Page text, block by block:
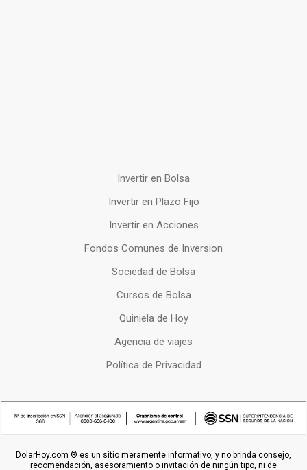
Invertir en Bolsa
Invertir en Plazo Fijo
Invertir en Acciones
Fondos Comunes de Inversion
Sociedad de Bolsa
Cursos de Bolsa
Quiniela de Hoy
Agencia de viajes
Política de Privacidad
DolarHoy.com ® es un sitio meramente informativo, y no brinda consejo,
recomendación, asesoramiento o invitación de ningún tipo, ni de